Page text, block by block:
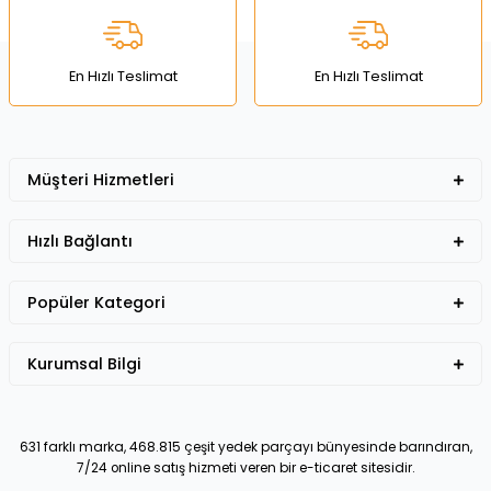
Ürün fiyatı diğer sitelerden daha pahalı.
Bu ürüne benzer farklı alternatifler olmalı.
En Hızlı Teslimat En Hızlı Teslimat
631 farklı marka, 468.815 çeşit yedek parçayı bünyesinde barındıran,
7/24 online satış hizmeti veren bir e-ticaret sitesidir.
Müşteri Hizmetleri
Hızlı Bağlantı
Popüler Kategori
Kurumsal Bilgi